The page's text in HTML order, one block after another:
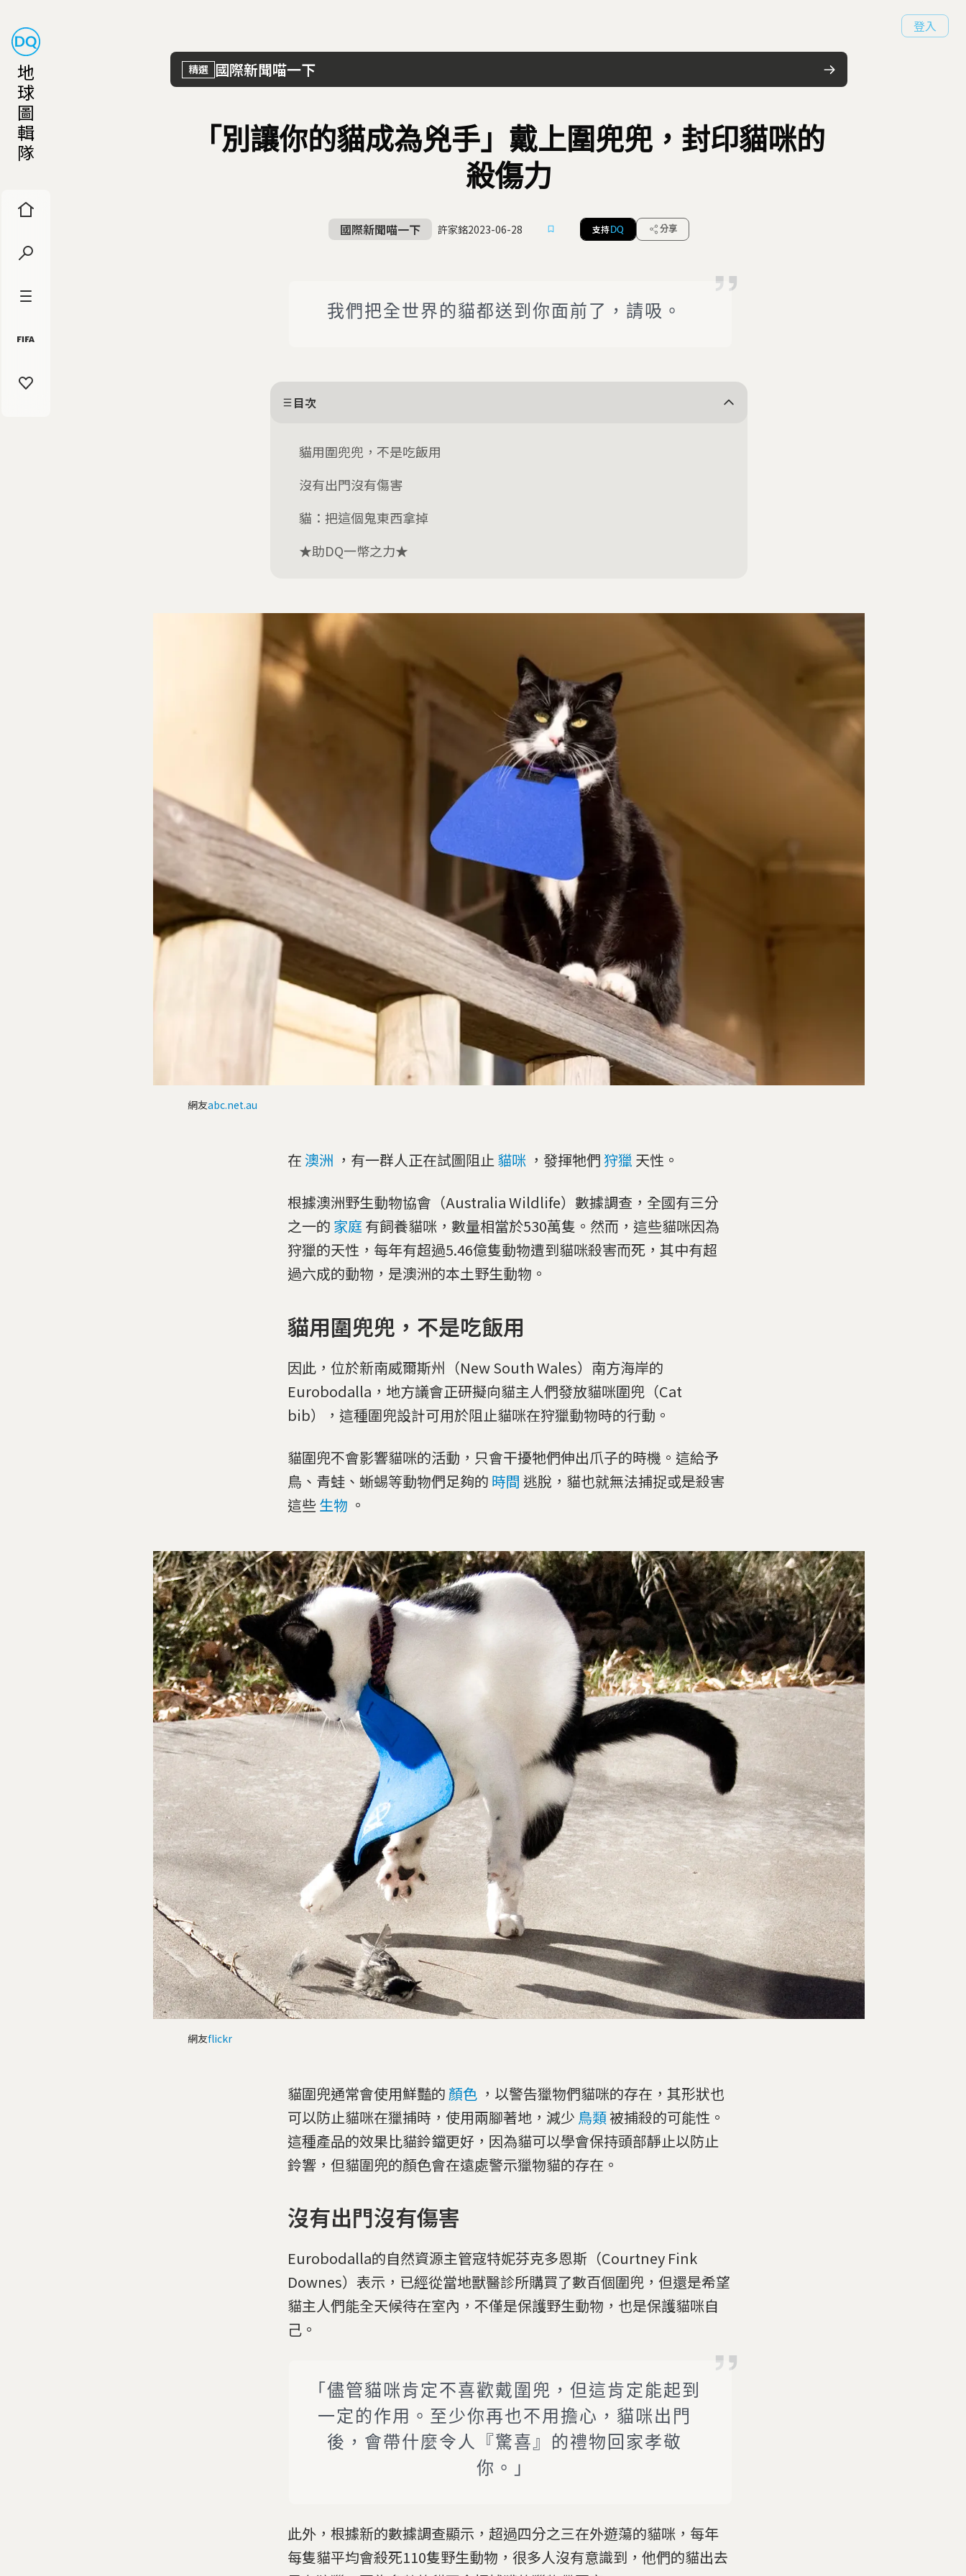
地
球
圖
輯
隊
登入
精選 國際新聞喵一下
「別讓你的貓成為兇手」戴上圍兜兜，封印貓咪的
殺傷力
國際新聞喵一下 許家銘2023-06-28 支持 DQ 分享
我們把全世界的貓都送到你面前了，請吸。
目次
貓用圍兜兜，不是吃飯用
沒有出門沒有傷害
貓：把這個鬼東西拿掉
★助DQ一幣之力★
網友abc.net.au
在澳洲 ，有一群人正在試圖阻止 貓咪 ，發揮牠們 狩獵 天性。
根據澳洲野生動物協會（Australia Wildlife）數據調查，全國有三分
之一的 家庭 有飼養貓咪，數量相當於530萬隻。然而，這些貓咪因為
狩獵的天性，每年有超過5.46億隻動物遭到貓咪殺害而死，其中有超
過六成的動物，是澳洲的本土野生動物。
貓用圍兜兜，不是吃飯用
因此，位於新南威爾斯州（New South Wales）南方海岸的
Eurobodalla，地方議會正研擬向貓主人們發放貓咪圍兜（Cat
bib），這種圍兜設計可用於阻止貓咪在狩獵動物時的行動。
貓圍兜不會影響貓咪的活動，只會干擾牠們伸出爪子的時機。這給予
鳥、青蛙、蜥蜴等動物們足夠的 時間 逃脫，貓也就無法捕捉或是殺害
這些生物 。
網友flickr
貓圍兜通常會使用鮮豔的 顏色 ，以警告獵物們貓咪的存在，其形狀也
可以防止貓咪在獵捕時，使用兩腳著地，減少 鳥類被捕殺的可能性。
這種產品的效果比貓鈴鐺更好，因為貓可以學會保持頭部靜止以防止
鈴響，但貓圍兜的顏色會在遠處警示獵物貓的存在。
沒有出門沒有傷害
Eurobodalla的自然資源主管寇特妮芬克多恩斯（Courtney Fink
Downes）表示，已經從當地獸醫診所購買了數百個圍兜，但還是希望
貓主人們能全天候待在室內，不僅是保護野生動物，也是保護貓咪自
己。
「儘管貓咪肯定不喜歡戴圍兜，但這肯定能起到
一定的作用。至少你再也不用擔心，貓咪出門
後，會帶什麼令人『驚喜』的禮物回家孝敬
你。」
此外，根據新的數據調查顯示，超過四分之三在外遊蕩的貓咪，每年
每隻貓平均會殺死110隻野生動物，很多人沒有意識到，他們的貓出去